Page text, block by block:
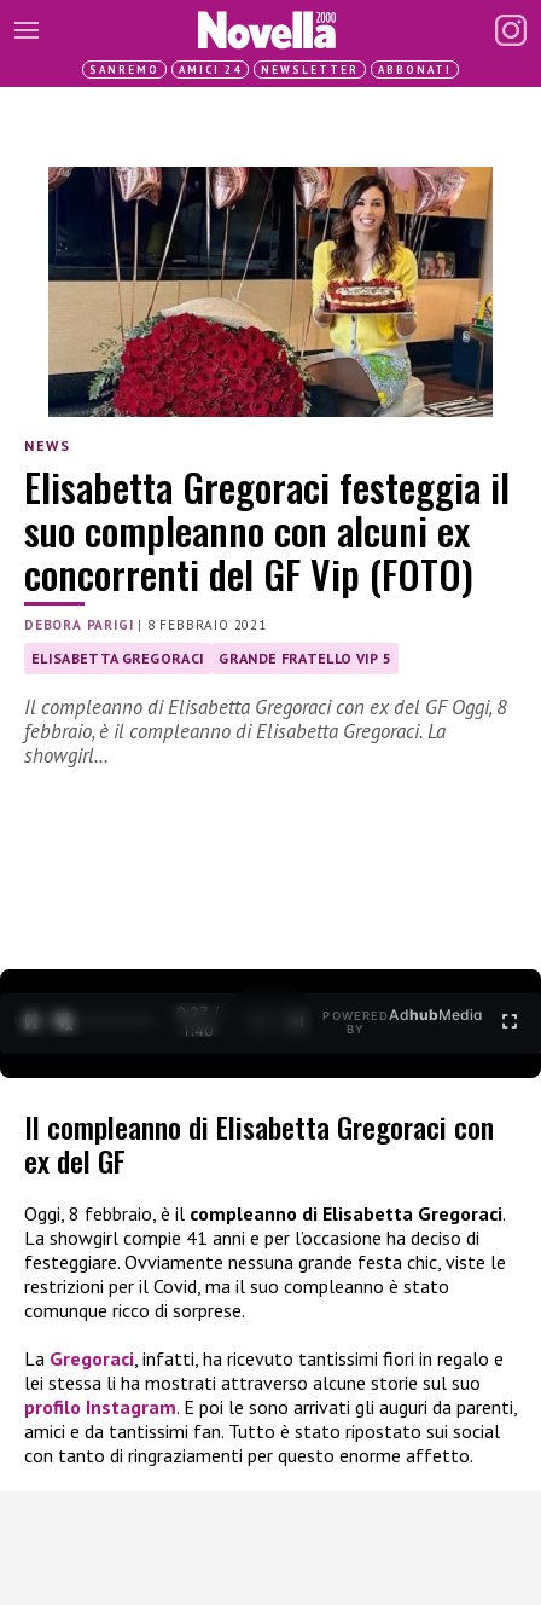
SANREMO AMICI 24 NEWSLETTER ABBONATI
NEWS
Elisabetta Gregoraci festeggia il
suo compleanno con alcuni ex
concorrenti del GF Vip (FOTO)
DEBORA PARIGI | 8 FEBBRAIO 2021
ELISABETTA GREGORACI GRANDE FRATELLO VIP 5
Il compleanno di Elisabetta Gregoraci con ex del GF Oggi, 8
febbraio, è il compleanno di Elisabetta Gregoraci. La
showgirl…
0:28 /
1:40
POWERED
BY
AdhubMedia
Il compleanno di Elisabetta Gregoraci con
ex del GF
Oggi, 8 febbraio, è il compleanno di Elisabetta Gregoraci.
La showgirl compie 41 anni e per l’occasione ha deciso di
festeggiare. Ovviamente nessuna grande festa chic, viste le
restrizioni per il Covid, ma il suo compleanno è stato
comunque ricco di sorprese.
La Gregoraci, infatti, ha ricevuto tantissimi fiori in regalo e
lei stessa li ha mostrati attraverso alcune storie sul suo
profilo Instagram. E poi le sono arrivati gli auguri da parenti,
amici e da tantissimi fan. Tutto è stato ripostato sui social
con tanto di ringraziamenti per questo enorme affetto.